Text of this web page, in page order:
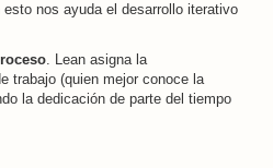
nos ayuda el desarrollo iterativo
. Lean asigna la
trabajo (quien mejor conoce la
la dedicación de parte del tiempo